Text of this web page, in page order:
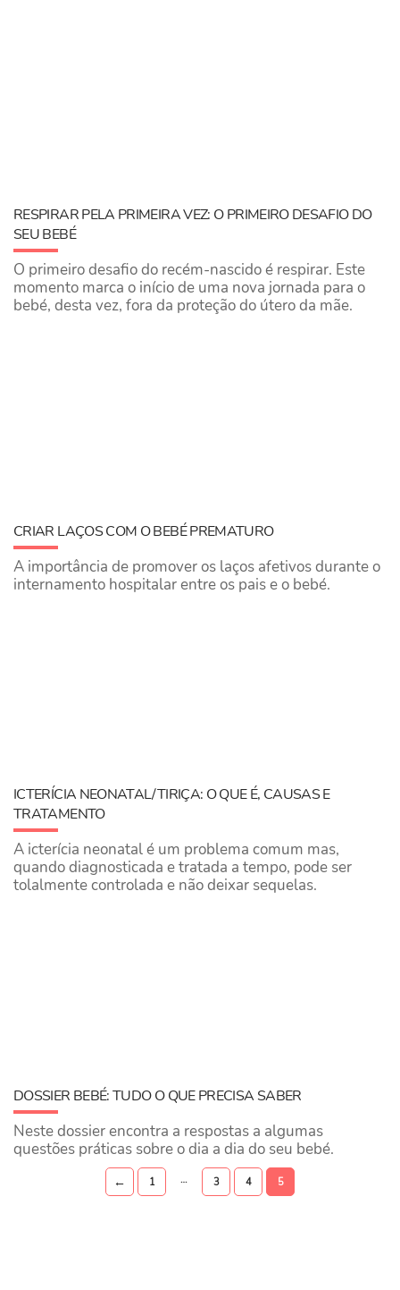
RESPIRAR PELA PRIMEIRA VEZ: O PRIMEIRO DESAFIO DO
SEU BEBÉ
O primeiro desafio do recém-nascido é respirar. Este
momento marca o início de uma nova jornada para o
bebé, desta vez, fora da proteção do útero da mãe.
CRIAR LAÇOS COM O BEBÉ PREMATURO
A importância de promover os laços afetivos durante o
internamento hospitalar entre os pais e o bebé.
ICTERÍCIA NEONATAL/TIRIÇA: O QUE É, CAUSAS E
TRATAMENTO
A icterícia neonatal é um problema comum mas,
quando diagnosticada e tratada a tempo, pode ser
tolalmente controlada e não deixar sequelas.
DOSSIER BEBÉ: TUDO O QUE PRECISA SABER
Neste dossier encontra a respostas a algumas
questões práticas sobre o dia a dia do seu bebé.
← 1 … 3 4 5